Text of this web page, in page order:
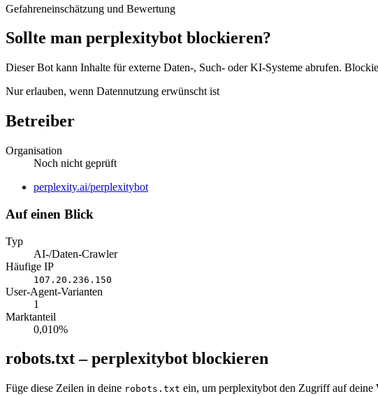
Gefahreneinschätzung und Bewertung
Sollte man perplexitybot blockieren?
Dieser Bot kann Inhalte für externe Daten-, Such- oder KI-Systeme abrufen.
Nur erlauben, wenn Datennutzung erwünscht ist
Betreiber
Organisation
Noch nicht geprüft
Website
perplexity.ai/perplexitybot
Auf einen Blick
Typ
AI-/Daten-Crawler
Häufige IP
107.20.236.150
User-Agent-Varianten
1
Marktanteil
0,010%
robots.txt – perplexitybot blockieren
Füge diese Zeilen in deine robots.txt ein, um perplexitybot den Zugriff auf deine